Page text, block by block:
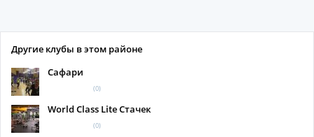
Другие клубы в этом районе
Сафари
(0)
World Class Lite Стачек
(0)